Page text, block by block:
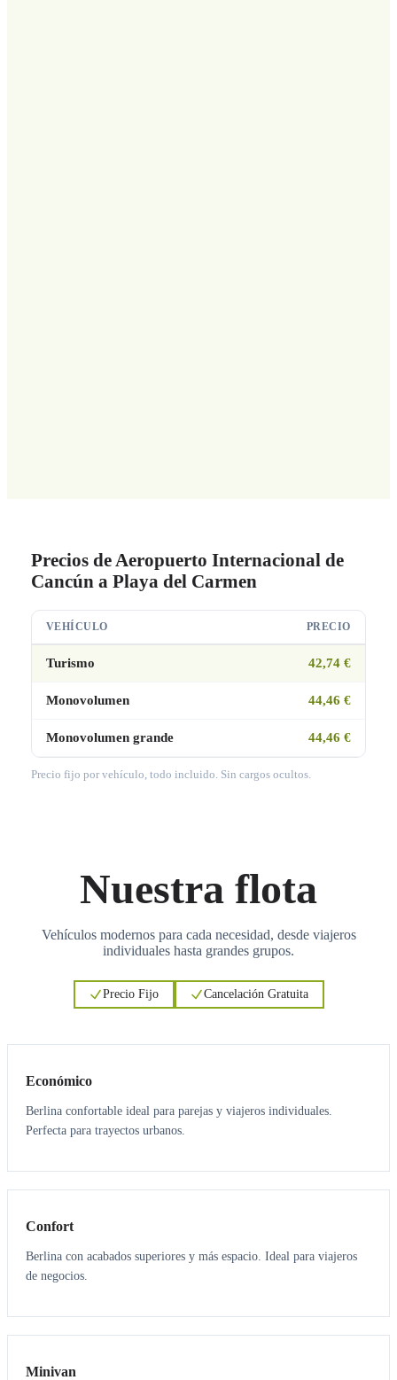
Precios de Aeropuerto Internacional de
Cancún a Playa del Carmen
VEHÍCULO PRECIO
Turismo 42,74 €
Monovolumen 44,46 €
Monovolumen grande 44,46 €
Precio fijo por vehículo, todo incluido. Sin cargos ocultos.
Nuestra flota
Vehículos modernos para cada necesidad, desde viajeros
individuales hasta grandes grupos.
Precio Fijo Cancelación Gratuita
Económico
Berlina confortable ideal para parejas y viajeros individuales.
Perfecta para trayectos urbanos.
3 3
Confort
Berlina con acabados superiores y más espacio. Ideal para viajeros
de negocios.
6 5
Minivan